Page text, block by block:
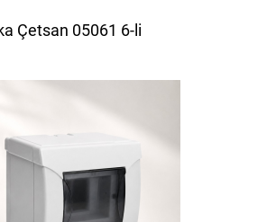
Çetsan 05061 6-li